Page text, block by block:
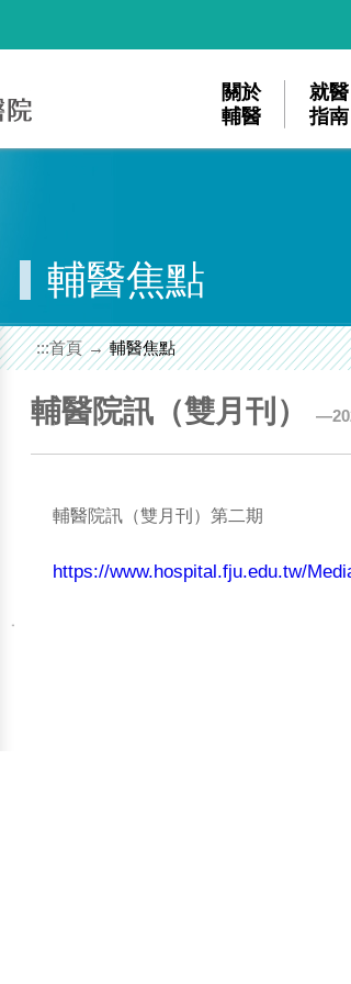
關於
輔醫
就醫
指南
輔醫焦點
:::首頁
輔醫焦點
輔醫院訊（雙月刊）
輔醫院訊（雙月刊）第二期
https://www.hospital.fju.edu.tw/